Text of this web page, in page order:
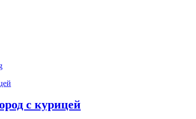
с курицей